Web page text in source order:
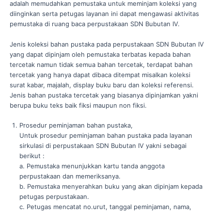
adalah memudahkan pemustaka untuk meminjam koleksi yang
diinginkan serta petugas layanan ini dapat mengawasi aktivitas
pemustaka di ruang baca perpustakaan SDN Bubutan IV.
Jenis koleksi bahan pustaka pada perpustakaan SDN Bubutan IV
yang dapat dipinjam oleh pemustaka terbatas kepada bahan
tercetak namun tidak semua bahan tercetak, terdapat bahan
tercetak yang hanya dapat dibaca ditempat misalkan koleksi
surat kabar, majalah, display buku baru dan koleksi referensi.
Jenis bahan pustaka tercetak yang biasanya dipinjamkan yakni
berupa buku teks baik fiksi maupun non fiksi.
Prosedur peminjaman bahan pustaka,
Untuk prosedur peminjaman bahan pustaka pada layanan
sirkulasi di perpustakaan SDN Bubutan IV yakni sebagai
berikut :
a. Pemustaka menunjukkan kartu tanda anggota
perpustakaan dan memeriksanya.
b. Pemustaka menyerahkan buku yang akan dipinjam kepada
petugas perpustakaan.
c. Petugas mencatat no.urut, tanggal peminjaman, nama,